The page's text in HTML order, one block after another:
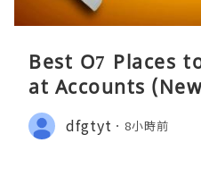
Best O7 Places
at Accounts
dfgtyt 8小時前